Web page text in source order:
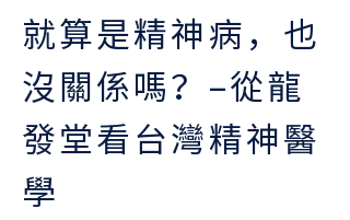
就算是精神病，也
沒關係嗎？–從龍
發堂看台灣精神醫
學